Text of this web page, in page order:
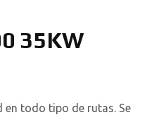
35KW
en todo tipo de rutas. Se